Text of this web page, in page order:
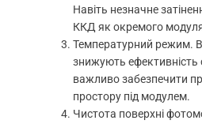
Навіть незначне
ККД як окремого модуля,
Температурний режим.
знижують
важливо забезпечити
простору під модулем.
Чистота поверхні